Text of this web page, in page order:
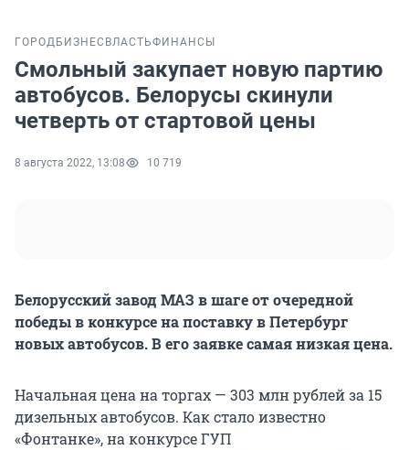
ГОРОД БИЗНЕС ВЛАСТЬФИНАНСЫ
Смольный закупает новую партию
автобусов. Белорусы скинули
четверть от стартовой цены
8 августа 2022, 13:08 10 719
Белорусский завод МАЗ в шаге от очередной
победы в конкурсе на поставку в Петербург
новых автобусов. В его заявке самая низкая цена.
Начальная цена на торгах — 303 млн рублей за 15
дизельных автобусов. Как стало известно
«Фонтанке», на конкурсе ГУП